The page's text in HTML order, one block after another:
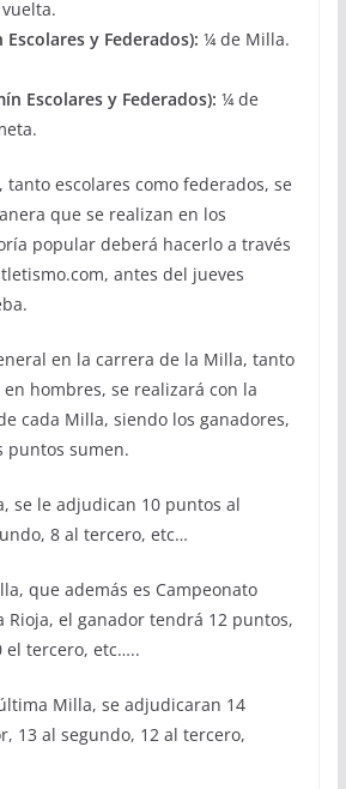
y Federados): ¼ de Milla.
Escolares y Federados): ¼ de
tanto escolares como federados, se
que se realizan en los
popular deberá hacerlo a través
antes del jueves
en la carrera de la Milla, tanto
hombres, se realizará con la
cada Milla, siendo los ganadores,
puntos sumen.
se le adjudican 10 puntos al
8 al tercero, etc…
que además es Campeonato
Rioja, el ganador tendrá 12 puntos,
el tercero, etc…..
Milla, se adjudicaran 14
13 al segundo, 12 al tercero,